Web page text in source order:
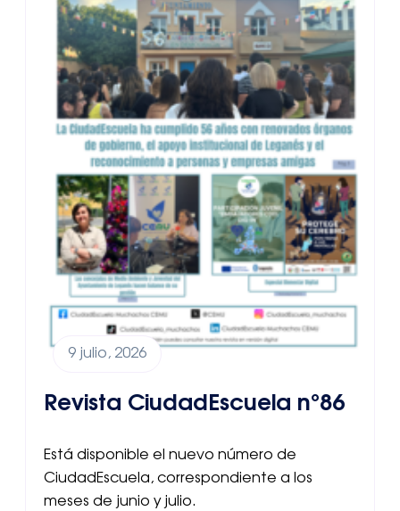
9 julio, 2026
Revista CiudadEscuela nº86
Está disponible el nuevo número de
CiudadEscuela, correspondiente a los
meses de junio y julio.